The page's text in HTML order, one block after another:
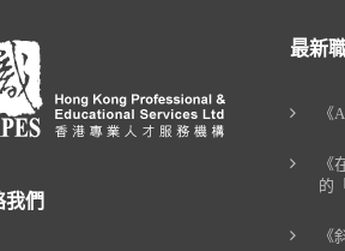
我們
最新
《
《
的
《